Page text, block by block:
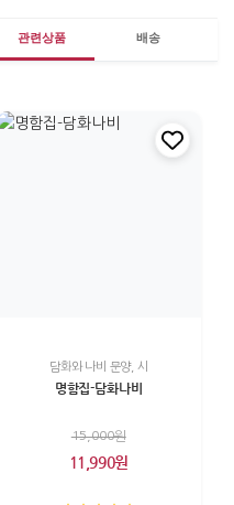
관련상품 배송
담화와 나비 문양, 시
명함집-담화나비
15,000원
11,990원